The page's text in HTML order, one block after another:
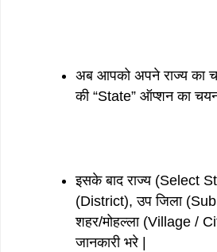
अब आपको अपने राज्य का
की “State” ऑप्शन का
इसके बाद राज्य (Select
(District), उप जिला
शहर/मोहल्ला (Village /
जानकारी भरे |